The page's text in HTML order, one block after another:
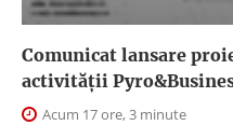
Comunicat lansare
activității
Acum 17 ore, 3 minute